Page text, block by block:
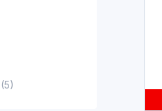
(5)